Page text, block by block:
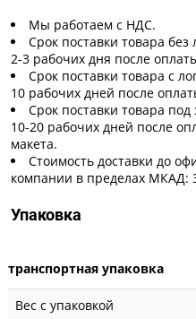
Мы работаем с НДС.
Срок поставки товара без
2-3 рабочих дня после
Срок поставки товара с
10 рабочих дней после
Срок поставки товара под
10-20 рабочих дней после
макета.
Стоимость доставки до
компании в пределах МКАД:
Упаковка
транспортная упаковка
Вес с упаковкой